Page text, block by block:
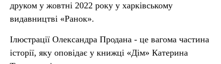
друком у жовтні 2022 року у харківському
видавництві «Ранок».
Ілюстрації Олександра Продана - це вагома частина
історії, яку оповідає у книжці «Дім» Катерина